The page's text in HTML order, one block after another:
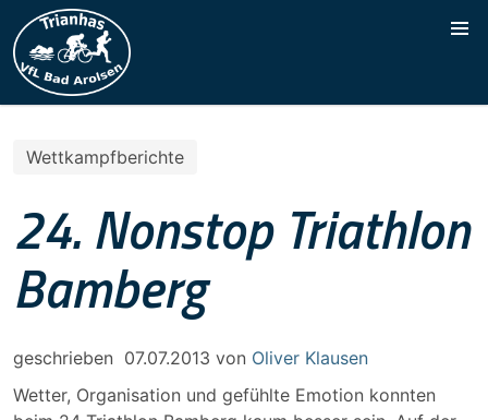
Wettkampfberichte
24. Nonstop Triathlon
Bamberg
geschrieben 07.07.2013 von Oliver Klausen
Wetter, Organisation und gefühlte Emotion konnten